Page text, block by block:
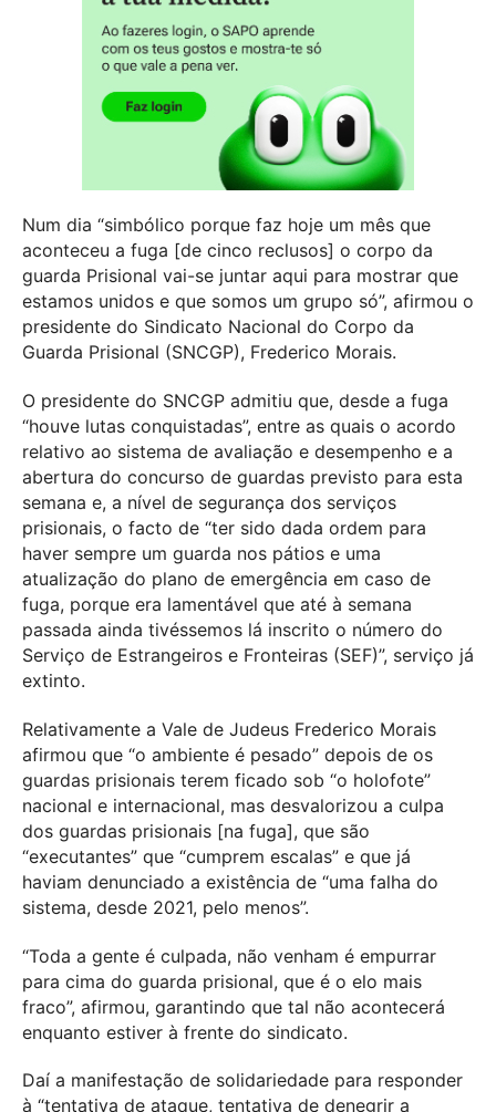
Num dia “simbólico porque faz hoje um mês que
aconteceu a fuga [de cinco reclusos] o corpo da
guarda Prisional vai-se juntar aqui para mostrar que
estamos unidos e que somos um grupo só”, afirmou o
presidente do Sindicato Nacional do Corpo da
Guarda Prisional (SNCGP), Frederico Morais.
O presidente do SNCGP admitiu que, desde a fuga
“houve lutas conquistadas”, entre as quais o acordo
relativo ao sistema de avaliação e desempenho e a
abertura do concurso de guardas previsto para esta
semana e, a nível de segurança dos serviços
prisionais, o facto de “ter sido dada ordem para
haver sempre um guarda nos pátios e uma
atualização do plano de emergência em caso de
fuga, porque era lamentável que até à semana
passada ainda tivéssemos lá inscrito o número do
Serviço de Estrangeiros e Fronteiras (SEF)”, serviço já
extinto.
Relativamente a Vale de Judeus Frederico Morais
afirmou que “o ambiente é pesado” depois de os
guardas prisionais terem ficado sob “o holofote”
nacional e internacional, mas desvalorizou a culpa
dos guardas prisionais [na fuga], que são
“executantes” que “cumprem escalas” e que já
haviam denunciado a existência de “uma falha do
sistema, desde 2021, pelo menos”.
“Toda a gente é culpada, não venham é empurrar
para cima do guarda prisional, que é o elo mais
fraco”, afirmou, garantindo que tal não acontecerá
enquanto estiver à frente do sindicato.
Daí a manifestação de solidariedade para responder
à “tentativa de ataque, tentativa de denegrir a